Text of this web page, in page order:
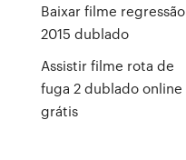
Baixar filme regressão
2015 dublado
Assistir filme rota de
fuga 2 dublado online
grátis